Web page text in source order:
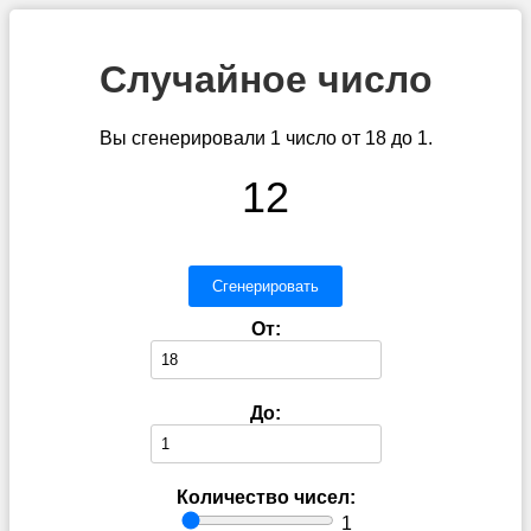
Случайное число
Вы сгенерировали 1 число от 18 до 1.
12
Сгенерировать
От:
До:
Количество чисел:
1